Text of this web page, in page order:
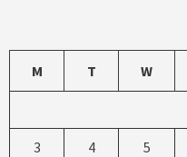
M T W
3 4 5